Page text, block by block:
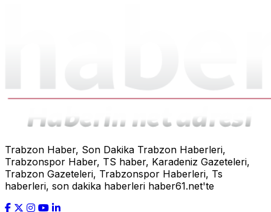
Trabzon Haber, Son Dakika Trabzon Haberleri,
Trabzonspor Haber, TS haber, Karadeniz Gazeteleri,
Trabzon Gazeteleri, Trabzonspor Haberleri, Ts
haberleri, son dakika haberleri haber61.net'te